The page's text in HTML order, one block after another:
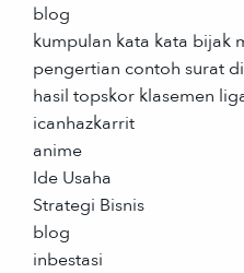
blog
kumpulan kata kata bijak
pengertian contoh surat
hasil topskor klasemen
icanhazkarrit
anime
Ide Usaha
Strategi Bisnis
blog
inbestasi